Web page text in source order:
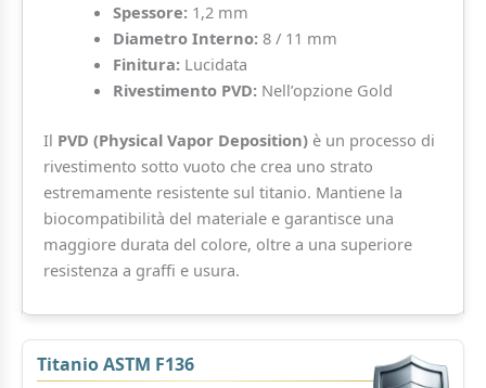
Spessore:1,2 mm
Diametro Interno:8 / 11 mm
Finitura:Lucidata
Rivestimento PVD:Nell’opzione Gold
Il PVD (Physical Vapor Deposition)è un processo di
rivestimento sotto vuoto che crea uno strato
estremamente resistente sul titanio. Mantiene la
biocompatibilità del materiale e garantisce una
maggiore durata del colore, oltre a una superiore
resistenza a graffi e usura.
Titanio ASTM F136